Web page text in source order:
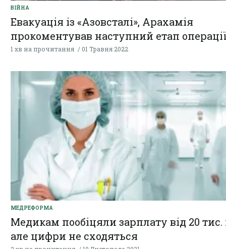
ВІЙНА
Евакуація із «Азовсталі», Арахамія
прокоментував наступний етап
1 хв на прочитання 01 Травня 2022
МЕДРЕФОРМА
Медикам пообіцяли зарплату від 20 тис.
але цифри не сходяться